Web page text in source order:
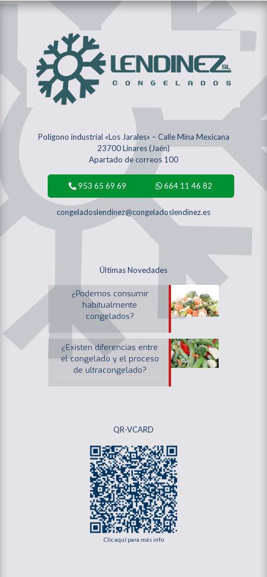
Polígono industrial «Los Jarales» – Calle Mina Mexicana
23700 Linares (Jaén)
Apartado de correos 100
953 65 69 69 664 11 46 82
congeladoslendinez@congeladoslendinez.es
Últimas Novedades
¿Podemos consumir
habitualmente
congelados?
¿Existen diferencias entre
el congelado y el proceso
de ultracongelado?
QR-VCARD
Clic aquí para más info